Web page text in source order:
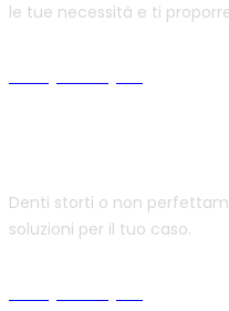
le tue necessità e ti
Denti storti o non
soluzioni per il tuo caso.